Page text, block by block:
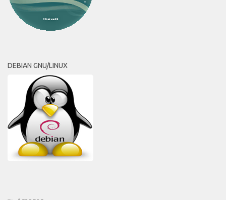
DEBIAN GNU/LINUX